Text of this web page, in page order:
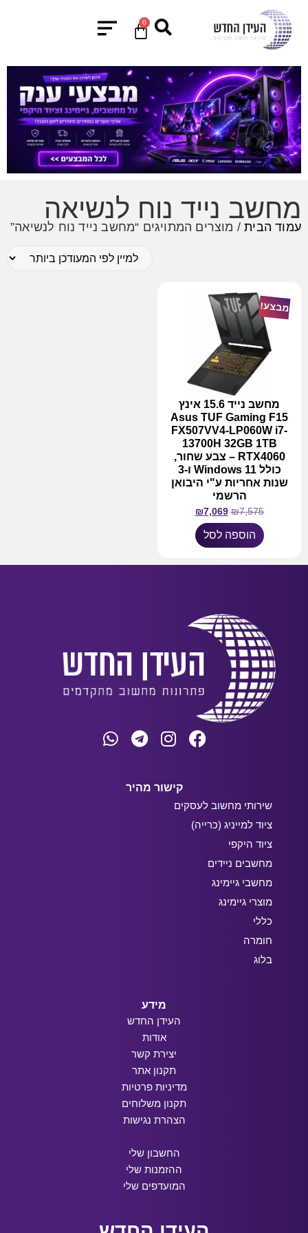
0
מחשב נייד נוח לנשיאה
עמוד הבית/ מוצרים המתויגים “מחשב נייד נוח לנשיאה”
מבצע!
מחשב נייד 15.6 אינץ
Asus TUF Gaming F15
FX507VV4-LP060W i7-
13700H 32GB 1TB
RTX4060 – צבע שחור,
כולל Windows 11 ו-3
שנות אחריות ע"י היבואן
הרשמי
₪7,575
₪7,069
הוספה לסל
קישור מהיר
שירותי מחשוב לעסקים
ציוד למייניג (כרייה)
ציוד היקפי
מחשבים ניידים
מחשבי גיימינג
מוצרי גיימינג
כללי
חומרה
בלוג
מידע
העידן החדש
אודות
יצירת קשר
תקנון אתר
מדיניות פרטיות
תקנון משלוחים
הצהרת נגישות
החשבון שלי
ההזמנות שלי
המועדפים שלי